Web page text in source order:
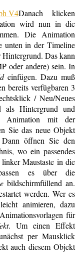
Danach klicken
wird nun in die
Die Animation
unten in der Timeline
Hintergrund. Das kann
oder andere) sein. In
einfügen. Dazu muß
bereits verfügbaren 3
/ Neu/Neues
als Hintergrund und
Animation mit der
Sie das neue Objekt
öffnen Sie den
wo ein passendes
Maustaste in die
es über die
bildschirmfüllend an.
werden. Wer es
animieren, dazu
für
. Um einen Effekt
per Mausklick
auch diesem Objekt